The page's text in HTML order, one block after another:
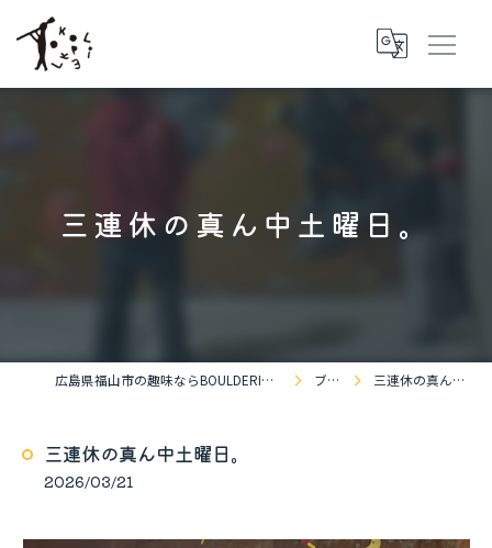
三連休の真ん中土曜日。
広島県福山市の趣味ならBOULDERING SPACE KOKOPELLi ブログ 三連休の真ん中土曜日。
三連休の真ん中土曜日。
2026/03/21